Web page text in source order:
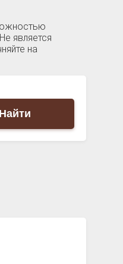
является
на
Найти